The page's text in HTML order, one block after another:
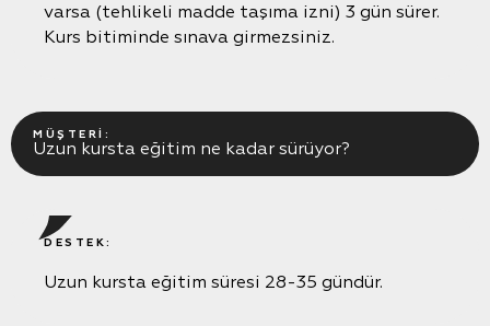
varsa (tehlikeli madde taşıma izni) 3 gün sürer.
Kurs bitiminde sınava girmezsiniz.
MÜŞTERI:
Uzun kursta eğitim ne kadar sürüyor?
DESTEK:
Uzun kursta eğitim süresi 28-35 gündür.